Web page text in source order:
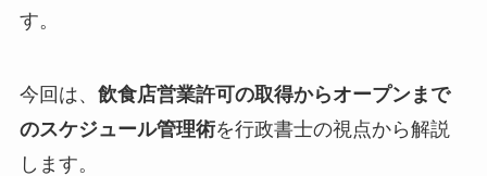
す。
今回は、 飲食店営業許可の取得からオープンまで
のスケジュール管理術を行政書士の視点から解説
します。